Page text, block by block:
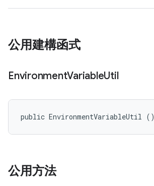
公用建構函式
EnvironmentVariableUtil
public EnvironmentVariableUtil ()
公用方法